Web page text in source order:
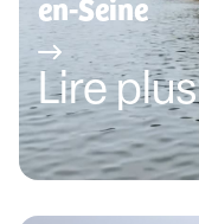
Lire plus